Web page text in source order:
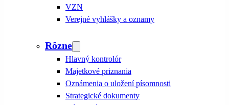
VZN
Verejné vyhlášky a oznamy
Rôzne
Hlavný kontrolór
Majetkové priznania
Oznámenia o uložení písomnosti
Strategické dokumenty